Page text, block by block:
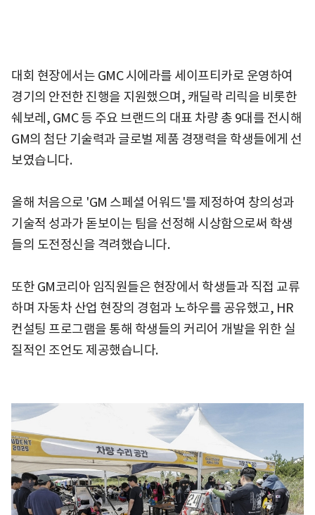
대회 현장에서는 GMC 시에라를 세이프티카로 운영하여
경기의 안전한 진행을 지원했으며, 캐딜락 리릭을 비롯한
쉐보레, GMC 등 주요 브랜드의 대표 차량 총 9대를 전시해
GM의 첨단 기술력과 글로벌 제품 경쟁력을 학생들에게 선
보였습니다.
올해 처음으로 'GM 스페셜 어워드'를 제정하여 창의성과
기술적 성과가 돋보이는 팀을 선정해 시상함으로써 학생
들의 도전정신을 격려했습니다.
또한 GM코리아 임직원들은 현장에서 학생들과 직접 교류
하며 자동차 산업 현장의 경험과 노하우를 공유했고, HR
컨설팅 프로그램을 통해 학생들의 커리어 개발을 위한 실
질적인 조언도 제공했습니다.